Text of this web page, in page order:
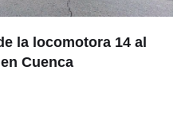
la locomotora 14 al
Cuenca